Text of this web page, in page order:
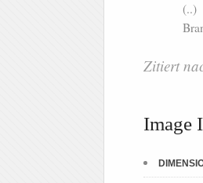
(..)
Zitiert
Image